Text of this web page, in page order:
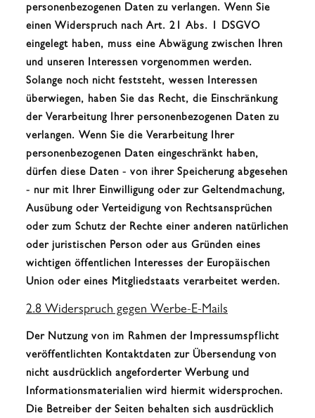
personenbezogenen Daten zu verlangen. Wenn Sie
einen Widerspruch nach Art. 21 Abs. 1 DSGVO
eingelegt haben, muss eine Abwägung zwischen Ihren
und unseren Interessen vorgenommen werden.
Solange noch nicht feststeht, wessen Interessen
überwiegen, haben Sie das Recht, die Einschränkung
der Verarbeitung Ihrer personenbezogenen Daten zu
verlangen. Wenn Sie die Verarbeitung Ihrer
personenbezogenen Daten eingeschränkt haben,
dürfen diese Daten - von ihrer Speicherung abgesehen
- nur mit Ihrer Einwilligung oder zur Geltendmachung,
Ausübung oder Verteidigung von Rechtsansprüchen
oder zum Schutz der Rechte einer anderen natürlichen
oder juristischen Person oder aus Gründen eines
wichtigen öffentlichen Interesses der Europäischen
Union oder eines Mitgliedstaats verarbeitet werden.
2.8 Widerspruch gegen Werbe-E-Mails
Der Nutzung von im Rahmen der Impressumspflicht
veröffentlichten Kontaktdaten zur Übersendung von
nicht ausdrücklich angeforderter Werbung und
Informationsmaterialien wird hiermit widersprochen.
Die Betreiber der Seiten behalten sich ausdrücklich